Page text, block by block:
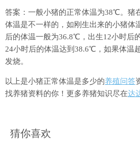
答案：一般小猪的正常体温为38℃。猪
体温是不一样的，如刚生出来的小猪
后的体温一般为36.8℃，出生12小时后
24小时后的体温达到38.6℃，如果体温
发烧。
以上是小猪正常体温是多少的养殖问答
找养猪资料的你！更多养猪知识尽在达
猜你喜欢